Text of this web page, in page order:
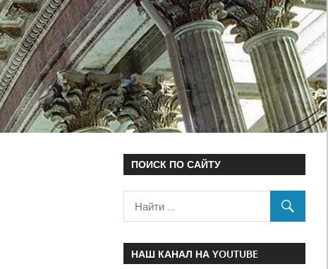
ПОИСК ПО САЙТУ
НАШ КАНАЛ НА YOUTUBE